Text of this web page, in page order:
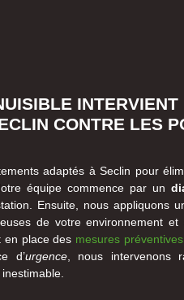
INTERVIENT
CONTRE LES
adaptés à Seclin pour
équipe commence par un
Ensuite, nous appliquons
de votre environnement
en place des mesures préventives
d’urgence, nous intervenons